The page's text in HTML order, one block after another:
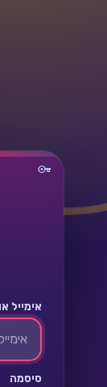
אימייל
סיסמה